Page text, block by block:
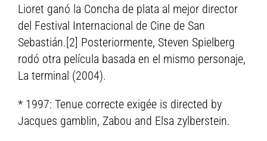
Lioret ganó la Concha de plata al mejor director
del Festival Internacional de Cine de San
Sebastián.[2] Posteriormente, Steven Spielberg
rodó otra película basada en el mismo personaje,
La terminal (2004).
* 1997: Tenue correcte exigée is directed by
Jacques gamblin, Zabou and Elsa zylberstein.